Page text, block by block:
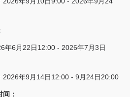
年6月22日12:00 - 2026年7月3日
2026年9月14日12:00 - 9月24日20:00
间：